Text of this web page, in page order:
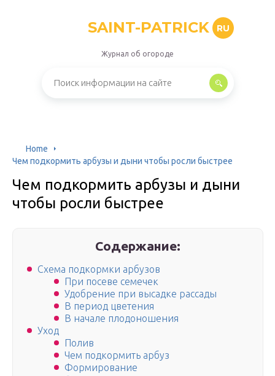
SAINT-PATRICK RU
Журнал об огороде
Home
Чем подкормить арбузы и дыни чтобы росли быстрее
Чем подкормить арбузы и дыни
чтобы росли быстрее
Содержание:
Схема подкормки арбузов
При посеве семечек
Удобрение при высадке рассады
В период цветения
В начале плодоношения
Уход
Полив
Чем подкормить арбуз
Формирование